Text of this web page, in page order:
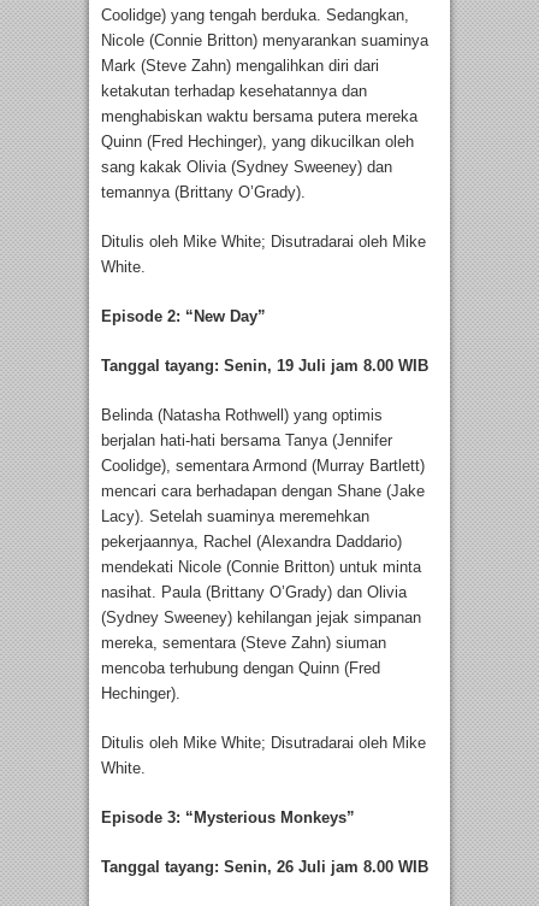
Coolidge) yang tengah berduka. Sedangkan,
Nicole (Connie Britton) menyarankan suaminya
Mark (Steve Zahn) mengalihkan diri dari
ketakutan terhadap kesehatannya dan
menghabiskan waktu bersama putera mereka
Quinn (Fred Hechinger), yang dikucilkan oleh
sang kakak Olivia (Sydney Sweeney) dan
temannya (Brittany O’Grady).
Ditulis oleh Mike White; Disutradarai oleh Mike
White.
Episode 2: “New Day”
Tanggal tayang: Senin, 19 Juli jam 8.00 WIB
Belinda (Natasha Rothwell) yang optimis
berjalan hati-hati bersama Tanya (Jennifer
Coolidge), sementara Armond (Murray Bartlett)
mencari cara berhadapan dengan Shane (Jake
Lacy). Setelah suaminya meremehkan
pekerjaannya, Rachel (Alexandra Daddario)
mendekati Nicole (Connie Britton) untuk minta
nasihat. Paula (Brittany O’Grady) dan Olivia
(Sydney Sweeney) kehilangan jejak simpanan
mereka, sementara (Steve Zahn) siuman
mencoba terhubung dengan Quinn (Fred
Hechinger).
Ditulis oleh Mike White; Disutradarai oleh Mike
White.
Episode 3: “Mysterious Monkeys”
Tanggal tayang: Senin, 26 Juli jam 8.00 WIB